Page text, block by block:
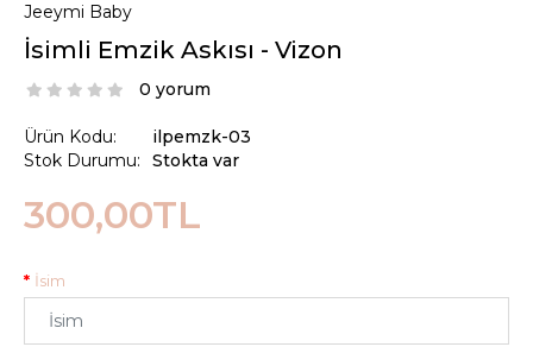
Jeeymi Baby
İsimli Emzik Askısı - Vizon
0 yorum
Ürün Kodu:
Stok Durumu:
ilpemzk-03
Stokta var
300,00TL
İsim